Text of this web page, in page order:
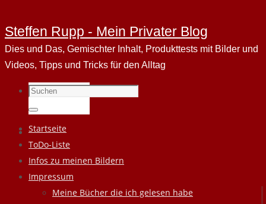
Steffen Rupp - Mein Privater Blog
Dies und Das, Gemischter Inhalt, Produkttests mit Bilder und
Videos, Tipps und Tricks für den Alltag
Suchen
nach:
Suchen
Zum
Inhalt
springen
Startseite
ToDo-Liste
Infos zu meinen Bildern
Impressum
Meine Bücher die ich gelesen habe